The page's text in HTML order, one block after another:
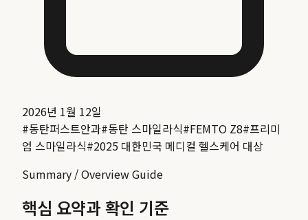
2026년 1월 12일
#동탄퍼스트안과#동탄 스마일라식#FEMTO Z8#프리미
엄 스마일라식#2025 대한민국 메디컬 헬스케어 대상
Summary / Overview Guide
핵심 요약과 확인 기준